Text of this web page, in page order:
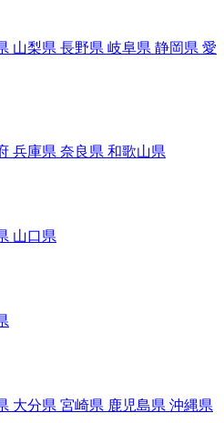
山梨県 長野県 岐阜県 静岡県 愛
兵庫県 奈良県 和歌山県
山口県
大分県 宮崎県 鹿児島県 沖縄県